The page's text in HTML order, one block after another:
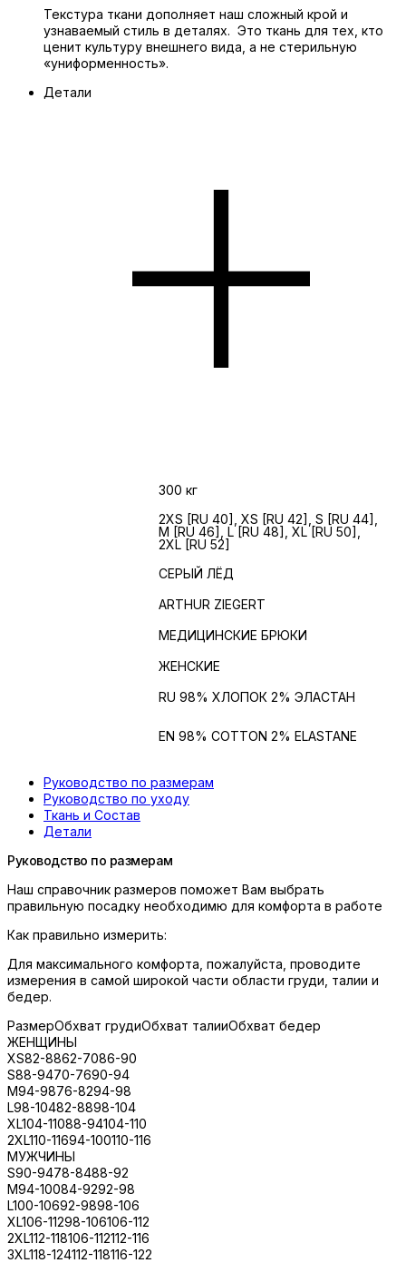
Текстура ткани дополняет наш сложный крой и
узнаваемый стиль в деталях. Это ткань для тех, кто
ценит культуру внешнего вида, а не стерильную
«униформенность».
Детали
300 кг
2XS [RU 40], XS [RU 42], S [RU 44],
M [RU 46], L [RU 48], XL [RU 50],
2XL [RU 52]
СЕРЫЙ ЛЁД
ARTHUR ZIEGERT
МЕДИЦИНСКИЕ БРЮКИ
ЖЕНСКИЕ
RU 98% ХЛОПОК 2% ЭЛАСТАН
EN 98% COTTON 2% ELASTANE
Руководство по размерам
Руководство по уходу
Ткань и Состав
Детали
Руководство по размерам
Наш справочник размеров поможет Вам выбрать
правильную посадку необходимю для комфорта в работе
Как правильно измерить:
Для максимального комфорта, пожалуйста, проводите
измерения в самой широкой части области груди, талии и
бедер.
РазмерОбхват грудиОбхват талииОбхват бедер
ЖЕНЩИНЫ
XS82-8862-7086-90
S88-9470-7690-94
M94-9876-8294-98
L98-10482-8898-104
XL104-11088-94104-110
2XL110-11694-100110-116
МУЖЧИНЫ
S90-9478-8488-92
M94-10084-9292-98
L100-10692-9898-106
XL106-11298-106106-112
2XL112-118106-112112-116
3XL118-124112-118116-122